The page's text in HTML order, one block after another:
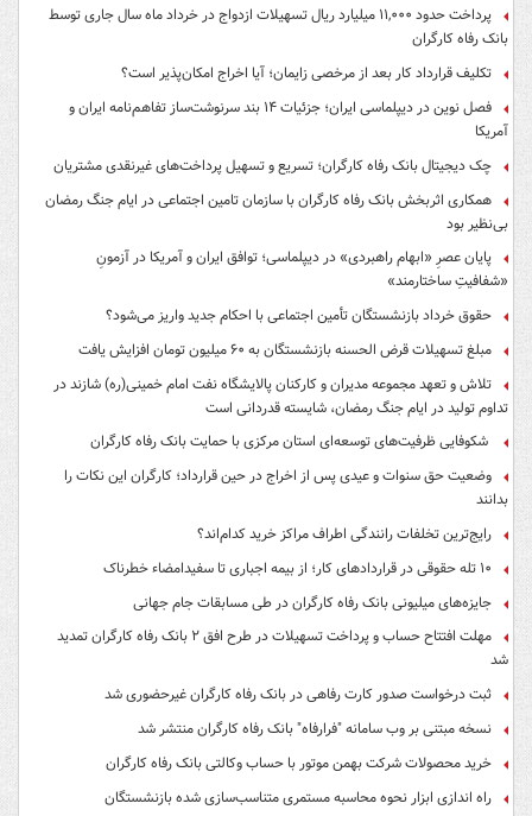
پرداخت حدود ۱۱,۰۰۰ میلیارد ریال تسهیلات ازدواج در خرداد ماه سال جاری توسط
بانک رفاه کارگران
تکلیف قرارداد کار بعد از مرخصی زایمان؛ آیا اخراج امکان‌پذیر است؟
فصل نوین در دیپلماسی ایران؛ جزئیات ۱۴ بند سرنوشت‌ساز تفاهم‌نامه ایران و
آمریکا
چک دیجیتال بانک رفاه کارگران؛ تسریع و تسهیل پرداخت‌های غیرنقدی مشتریان
همکاری اثربخش بانک رفاه کارگران با سازمان تامین اجتماعی در ایام جنگ رمضان
بی‌نظیر بود
پایان عصرِ «ابهام راهبردی» در دیپلماسی؛ توافق ایران و آمریکا در آزمونِ
«شفافیتِ ساختارمند»
حقوق خرداد بازنشستگان تأمین اجتماعی با احکام جدید واریز می‌شود؟
مبلغ تسهیلات قرض الحسنه بازنشستگان به ۶۰ میلیون تومان افزایش یافت
تلاش و تعهد مجموعه مدیران و کارکنان پالایشگاه نفت امام خمینی(ره) شازند در
تداوم تولید در ایام جنگ رمضان، شایسته قدردانی است
شکوفایی ظرفیت‌های توسعه‌ای استان مرکزی با حمایت بانک رفاه کارگران
وضعیت حق سنوات و عیدی پس از اخراج در حین قرارداد؛ کارگران این نکات را
بدانند
رایج‌ترین تخلفات رانندگی اطراف مراکز خرید کدام‌اند؟
۱۰ تله حقوقی در قراردادهای کار؛ از بیمه اجباری تا سفیدامضاء خطرناک
جایزه‌های میلیونی بانک رفاه کارگران در طی مسابقات جام جهانی
مهلت افتتاح حساب و پرداخت تسهیلات در طرح افق ۲ بانک رفاه کارگران تمدید
شد
ثبت درخواست صدور کارت رفاهی در بانک رفاه کارگران غیرحضوری شد
نسخه مبتنی بر وب سامانه "فرارفاه" بانک رفاه کارگران منتشر شد
خرید محصولات شرکت بهمن موتور با حساب وکالتی بانک رفاه کارگران
راه اندازی ابزار نحوه محاسبه مستمری متناسب‌سازی شده بازنشستگان